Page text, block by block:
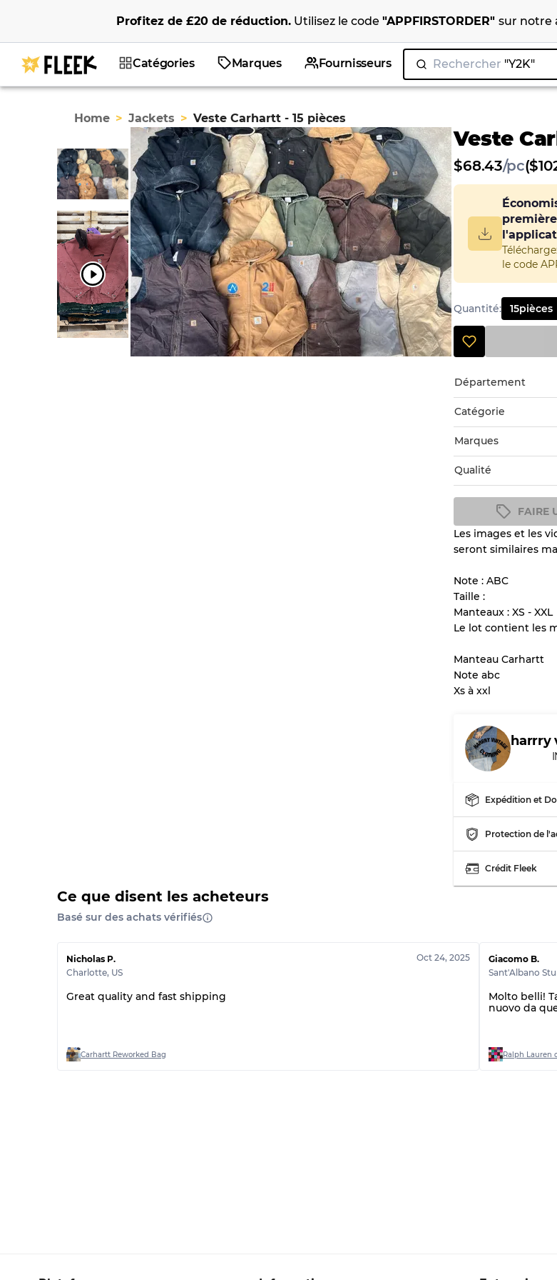
Profitez de £20de réduction. Utilisez le code "APPFIRSTORDER" sur notre
Catégories Marques Fournisseurs Rechercher
Home > Jackets > Veste Carhartt - 15 pièces
Veste
$68.43/pc
le code
Quantité: 15pièces
Département
Catégorie
Marques
Qualité
Guide des
l'état et
Il y a une
vente en
Notre
Qualité B
Qualité C
Répartition
FAIRE
Les images et les
seront similaires
Note : ABC
Taille :
Manteaux : XS - XXL
Le lot contient les
Manteau Carhartt
Note abc
Xs à xxl
harrry
Expédition et
Protection de
Crédit Fleek
Ce que disent les acheteurs
Basé sur des achats vérifiés
Nicholas P.
Charlotte, US
Oct 24, 2025
Great quality and fast shipping
Carhartt Reworked Bag
Giacomo B.
Sant'Albano
Molto belli!
nuovo da
Ralph Lauren